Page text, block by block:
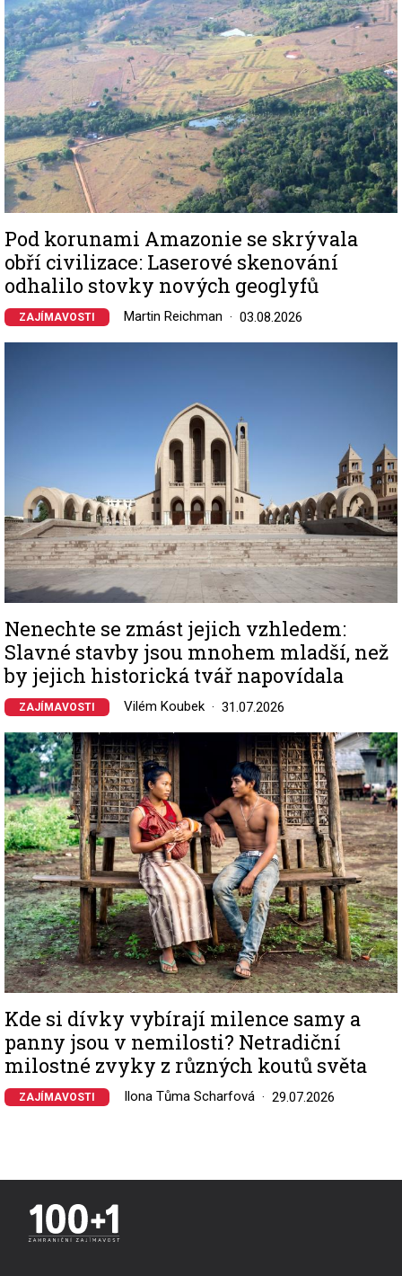
Pod korunami Amazonie se skrývala
obří civilizace: Laserové skenování
odhalilo stovky nových geoglyfů
ZAJÍMAVOSTI Martin Reichman 03.08.2026
Nenechte se zmást jejich vzhledem:
Slavné stavby jsou mnohem mladší, než
by jejich historická tvář napovídala
ZAJÍMAVOSTI Vilém Koubek 31.07.2026
Image
Kde si dívky vybírají milence samy a
panny jsou v nemilosti? Netradiční
milostné zvyky z různých koutů světa
ZAJÍMAVOSTI Ilona Tůma Scharfová 29.07.2026